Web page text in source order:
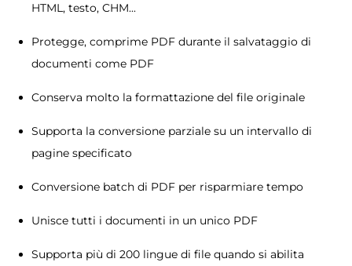
HTML, testo, CHM...
Protegge, comprime PDF durante il salvataggio di
documenti come PDF
Conserva molto la formattazione del file originale
Supporta la conversione parziale su un intervallo di
pagine specificato
Conversione batch di PDF per risparmiare tempo
Unisce tutti i documenti in un unico PDF
Supporta più di 200 lingue di file quando si abilita